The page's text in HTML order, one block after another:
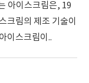
아이스크림은, 19
크림의 제조 기술이
이스크림이..